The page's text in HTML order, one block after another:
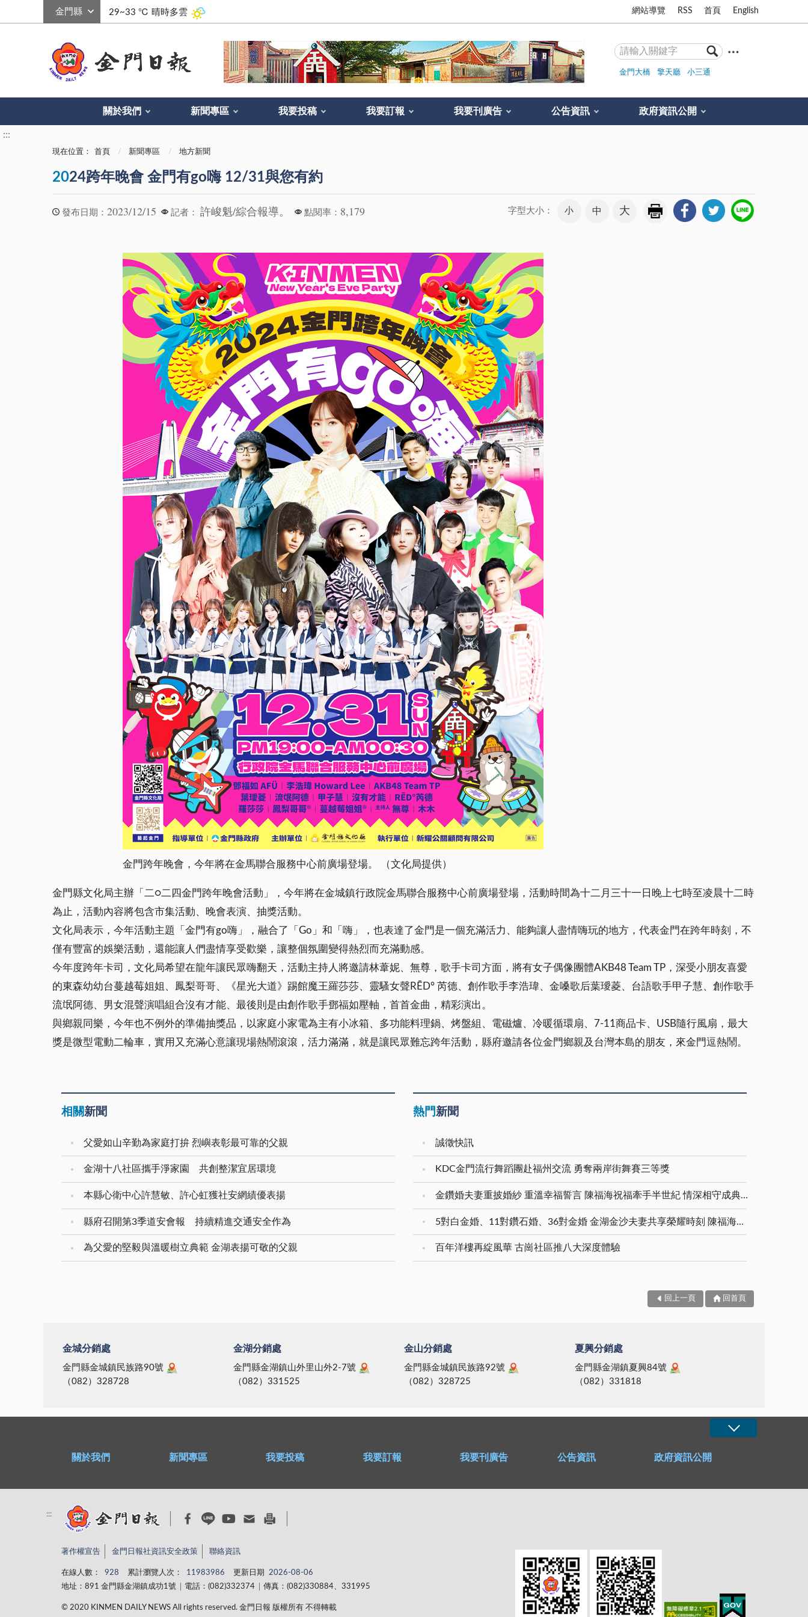
29~33 ℃ 晴時多雲 網站導覽 RSS 首頁 English
金門大橋 擎天廳 小三通
關於我們 新聞專區 我要投稿 我要訂報 我要刊廣告 公告資訊 政府資訊公開
:::
現在位置： 首頁 新聞專區 地方新聞
2024跨年晚會 金門有go嗨 12/31與您有約
發布日期： 2023/12/15 記者： 許峻魁/綜合報導。 點閱率： 8,179 字型大小： 小 中 大
金門跨年晚會，今年將在金馬聯合服務中心前廣場登場。 （文化局提供）
金門縣文化局主辦「二○二四金門跨年晚會活動」，今年將在金城鎮行政院金馬聯合服務中心前廣場登場，活動時間為十二月三十一日晚上七時至凌晨十二時
為止，活動內容將包含市集活動、晚會表演、抽獎活動。
文化局表示，今年活動主題「金門有go嗨」，融合了「Go」和「嗨」，也表達了金門是一個充滿活力、能夠讓人盡情嗨玩的地方，代表金門在跨年時刻，不
僅有豐富的娛樂活動，還能讓人們盡情享受歡樂，讓整個氛圍變得熱烈而充滿動感。
今年度跨年卡司，文化局希望在龍年讓民眾嗨翻天，活動主持人將邀請林葦妮、無尊，歌手卡司方面，將有女子偶像團體AKB48 Team TP，深受小朋友喜愛
的東森幼幼台蔓越莓姐姐、鳳梨哥哥、《星光大道》踢館魔王羅莎莎、靈騷女聲RĒD° 芮德、創作歌手李浩瑋、金嗓歌后葉璦菱、台語歌手甲子慧、創作歌手
流氓阿德、男女混聲演唱組合沒有才能、最後則是由創作歌手鄧福如壓軸，首首金曲，精彩演出。
與鄉親同樂，今年也不例外的準備抽獎品，以家庭小家電為主有小冰箱、多功能料理鍋、烤盤組、電磁爐、冷暖循環扇、7-11商品卡、USB隨行風扇，最大
獎是微型電動二輪車，實用又充滿心意讓現場熱鬧滾滾，活力滿滿，就是讓民眾難忘跨年活動，縣府邀請各位金門鄉親及台灣本島的朋友，來金門逗熱鬧。
相關新聞
父愛如山辛勤為家庭打拚 烈嶼表彰最可靠的父親
金湖十八社區攜手淨家園 共創整潔宜居環境
本縣心衛中心許慧敏、許心虹獲社安網績優表揚
縣府召開第3季道安會報 持續精進交通安全作為
為父愛的堅毅與溫暖樹立典範 金湖表揚可敬的父親
熱門新聞
誠徵快訊
KDC金門流行舞蹈團赴福州交流 勇奪兩岸街舞賽三等獎
金鑽婚夫妻重披婚紗 重溫幸福誓言 陳福海祝福牽手半世紀 情深相守成典範
5對白金婚、11對鑽石婚、36對金婚 金湖金沙夫妻共享榮耀時刻 陳福海表揚金鑽婚夫妻 向半世紀相守家庭典範致敬
百年洋樓再綻風華 古崗社區推八大深度體驗
回上一頁 回首頁
金城分銷處
金門縣金城鎮民族路90號
（082）328728
金湖分銷處
金門縣金湖鎮山外里山外2-7號
（082）331525
金山分銷處
金門縣金城鎮民族路92號
（082）328725
夏興分銷處
金門縣金湖鎮夏興84號
（082）331818
關於我們 新聞專區 我要投稿 我要訂報 我要刊廣告 公告資訊 政府資訊公開
:::
著作權宣告 金門日報社資訊安全政策 聯絡資訊
在線人數： 928 累計瀏覽人次： 11983986 更新日期
2026-08-06
地址：891 金門縣金湖鎮成功1號
電話：(082)332374 傳真：(082)330884、331995
© 2020 KINMEN DAILY NEWS All rights reserved. 金門日報 版權所有 不得轉載